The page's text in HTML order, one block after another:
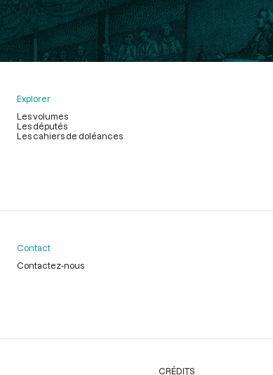
Explorer
Les volumes
Les députés
Les cahiers de doléances
Contact
Contactez-nous
CRÉDITS